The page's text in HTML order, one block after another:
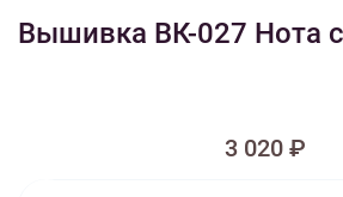
Вышивка ВК-027 Нота
3 020 ₽